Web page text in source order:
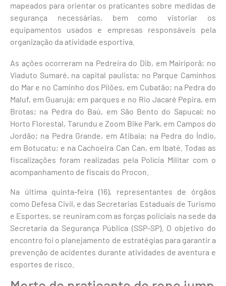
mapeados para orientar os praticantes sobre medidas de
segurança necessárias, bem como vistoriar os
equipamentos usados e empresas responsáveis pela
organização da atividade esportiva.
As ações ocorreram na Pedreira do Dib, em Mairiporã; no
Viaduto Sumaré, na capital paulista; no Parque Caminhos
do Mar e no Caminho dos Pilões, em Cubatão; na Pedra do
Maluf, em Guarujá; em parques e no Rio Jacaré Pepira, em
Brotas; na Pedra do Baú, em São Bento do Sapucaí; no
Horto Florestal, Tarundu e Zoom Bike Park, em Campos do
Jordão; na Pedra Grande, em Atibaia; na Pedra do Índio,
em Botucatu; e na Cachoeira Can Can, em Ibaté. Todas as
fiscalizações foram realizadas pela Polícia Militar com o
acompanhamento de fiscais do Procon.
Na última quinta-feira (16), representantes de órgãos
como Defesa Civil, e das Secretarias Estaduais de Turismo
e Esportes, se reuniram com as forças policiais na sede da
Secretaria da Segurança Pública (SSP-SP). O objetivo do
encontro foi o planejamento de estratégias para garantir a
prevenção de acidentes durante atividades de aventura e
esportes de risco.